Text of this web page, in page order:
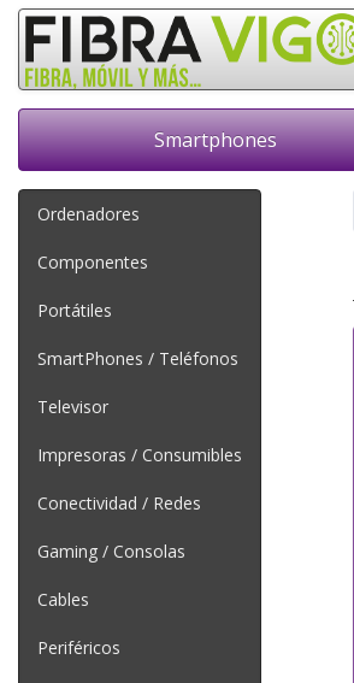
Smartphones
Ordenadores
Componentes
Portátiles
SmartPhones / Teléfonos
Televisor
Impresoras / Consumibles
Conectividad / Redes
Gaming / Consolas
Cables
Periféricos